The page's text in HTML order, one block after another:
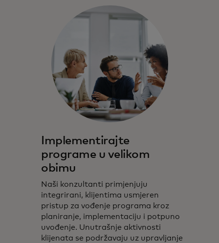
Implementirajte
programe u velikom
obimu
Naši konzultanti primjenjuju
integrirani, klijentima usmjeren
pristup za vođenje programa kroz
planiranje, implementaciju i potpuno
uvođenje. Unutrašnje aktivnosti
klijenata se podržavaju uz upravljanje